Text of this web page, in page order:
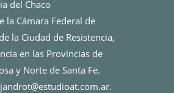
del Chaco
la Cámara Federal de
la Ciudad de Resistencia,
en las Provincias de
y Norte de Santa Fe.